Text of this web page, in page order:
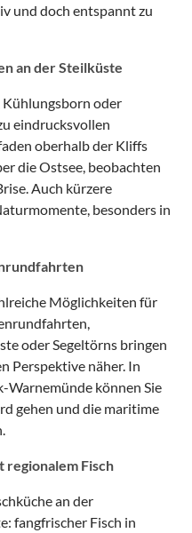
und doch entspannt zu
an der Steilküste
oder
eindrucksvollen
oberhalb der Kliffs
die Ostsee, beobachten
Auch kürzere
besonders in
Möglichkeiten für
oder Segeltörns bringen
Perspektive näher. In
Warnemünde können Sie
gehen und die maritime
regionalem Fisch
an der
fangfrischer Fisch in